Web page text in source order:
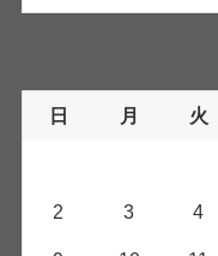
日 月 火
2 3 4